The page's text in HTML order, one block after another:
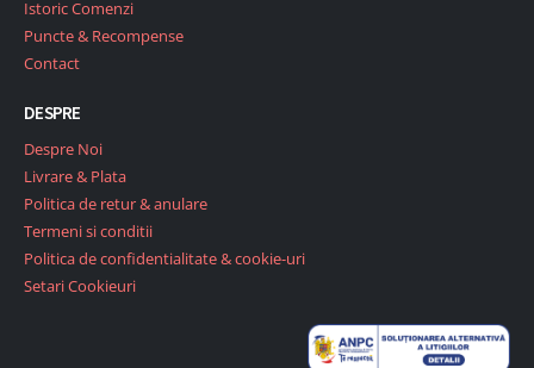
Istoric Comenzi
Puncte & Recompense
Contact
DESPRE
Despre Noi
Livrare & Plata
Politica de retur & anulare
Termeni si conditii
Politica de confidentialitate & cookie-uri
Setari Cookieuri